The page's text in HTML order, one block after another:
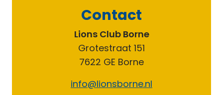
Contact
Lions Club Borne
Grotestraat 151
7622 GE Borne
info@lionsborne.nl